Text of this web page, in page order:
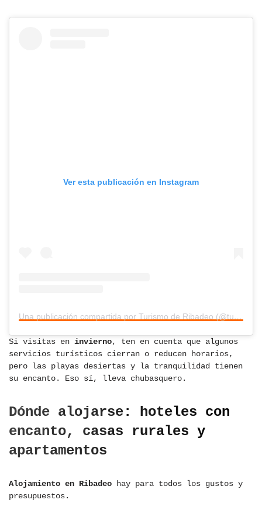
Ver esta publicación en Instagram
Una publicación compartida por Turismo de Ribadeo (@turismoderibadeo)
Si visitas en invierno, ten en cuenta que algunos
servicios turísticos cierran o reducen horarios,
pero las playas desiertas y la tranquilidad tienen
su encanto. Eso sí, lleva chubasquero.
Dónde alojarse: hoteles con
encanto, casas rurales y
apartamentos
Alojamiento en Ribadeo hay para todos los gustos y
presupuestos.